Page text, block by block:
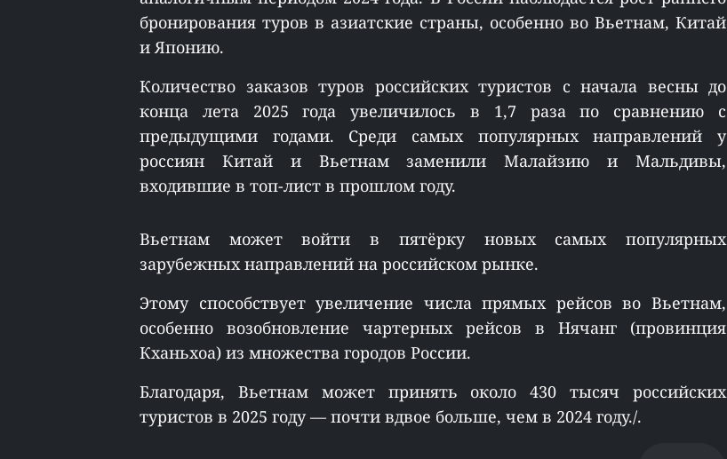
бронирования туров в азиатские страны, особенно во Вьетнам, Китай
и Японию.
Количество заказов туров российских туристов с начала весны до
конца лета 2025 года увеличилось в 1,7 раза по сравнению с
предыдущими годами. Среди самых популярных направлений у
россиян Китай и Вьетнам заменили Малайзию и Мальдивы,
входившие в топ-лист в прошлом году.
Вьетнам может войти в пятёрку новых самых популярных
зарубежных направлений на российском рынке.
Этому способствует увеличение числа прямых рейсов во Вьетнам,
особенно возобновление чартерных рейсов в Нячанг (провинция
Кханьхоа) из множества городов России.
Благодаря, Вьетнам может принять около 430 тысяч российских
туристов в 2025 году — почти вдвое больше, чем в 2024 году./.